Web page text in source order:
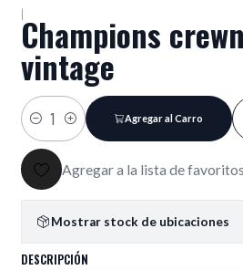
|Champions
vintage
Cantidad
Agregar al Carro
Agregar a la lista de favoritos
Mostrar stock de ubicaciones
DESCRIPCIÓN